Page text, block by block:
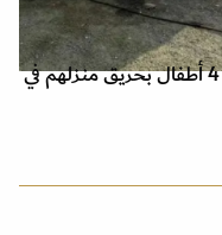
فاجعة شهدها جنوب السعودية...وفاة 4 أطفال بحريق منزلهم في